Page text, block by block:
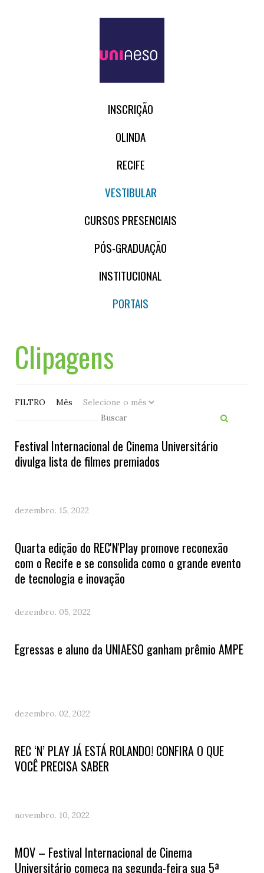
INSCRIÇÃO
OLINDA
RECIFE
VESTIBULAR
CURSOS PRESENCIAIS
PÓS-GRADUAÇÃO
INSTITUCIONAL
PORTAIS
Clipagens
FILTRO Mês
Festival Internacional de Cinema Universitário
divulga lista de filmes premiados
dezembro. 15, 2022
Quarta edição do REC'N'Play promove reconexão
com o Recife e se consolida como o grande evento
de tecnologia e inovação
dezembro. 05, 2022
Egressas e aluno da UNIAESO ganham prêmio AMPE
dezembro. 02, 2022
REC ‘N’ PLAY JÁ ESTÁ ROLANDO! CONFIRA O QUE
VOCÊ PRECISA SABER
novembro. 10, 2022
MOV – Festival Internacional de Cinema
Universitário começa na segunda-feira sua 5ª